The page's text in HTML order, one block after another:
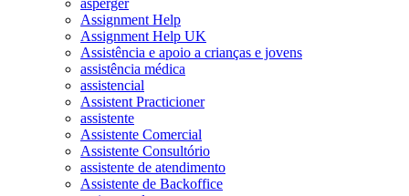
Assignment Help
Assignment Help UK
Assistência e apoio a crianças e jovens
assistência médica
assistencial
Assistent Practicioner
assistente
Assistente Comercial
Assistente Consultório
assistente de atendimento
Assistente de Backoffice